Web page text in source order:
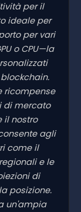
per il
ideale per
per vari
o CPU—la
ricompense
di mercato
il nostro
agli
come il
e le
di
posizione.
un'ampia